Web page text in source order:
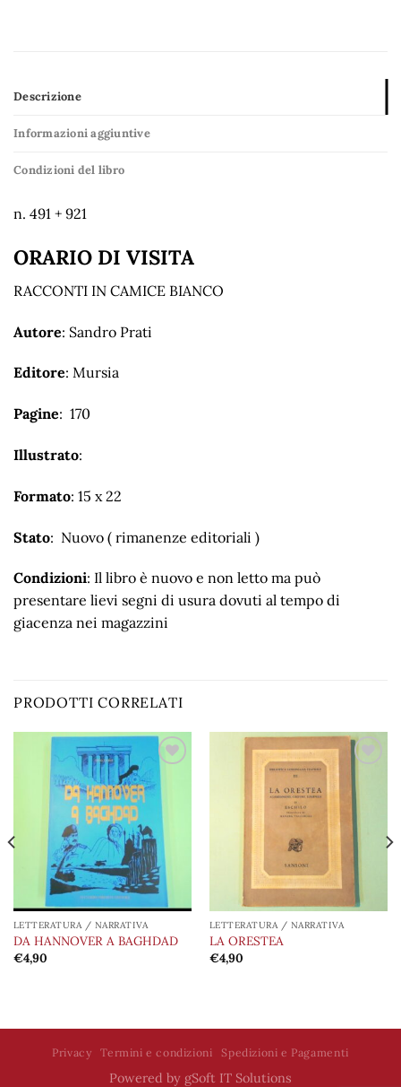
Descrizione
Informazioni aggiuntive
Condizioni del libro
n. 491 + 921
ORARIO DI VISITA
RACCONTI IN CAMICE BIANCO
Autore: Sandro Prati
Editore: Mursia
Pagine: 170
Illustrato:
Formato: 15 x 22
Stato: Nuovo ( rimanenze editoriali )
Condizioni: Il libro è nuovo e non letto ma può
presentare lievi segni di usura dovuti al tempo di
giacenza nei magazzini
PRODOTTI CORRELATI
Aggiungi
alla lista
dei
LETTERATURA / NARRATIVA
DA HANNOVER A BAGHDAD
€4,90
Aggiungi
alla lista
desideri
LETTERATURA / NARRATIVA
LA ORESTEA
€4,90
Privacy Termini e condizioni Spedizioni e Pagamenti
Powered by gSoft IT Solutions